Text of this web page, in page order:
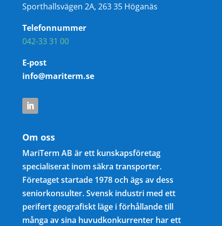
Sporthallsvägen 2A, 263 35 Höganäs
Telefonnummer
042-33 31 00
E-post
info@mariterm.se
Om oss
MariTerm AB är ett kunskapsföretag
specialiserat inom säkra transporter.
Företaget startade 1978 och ägs av dess
seniorkonsulter. Svensk industri med ett
perifert geografiskt läge i förhållande till
många av sina huvudkonkurrenter har ett